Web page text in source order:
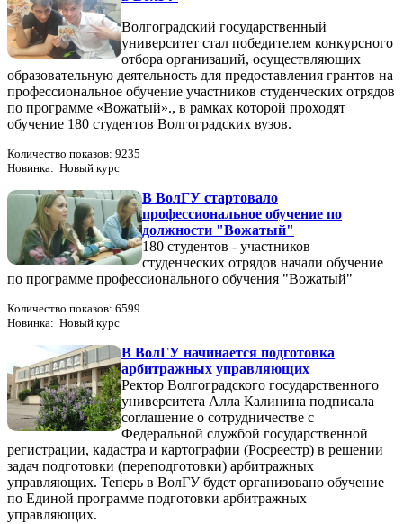
Волгоградский государственный
университет стал победителем конкурсного
отбора организаций, осуществляющих
образовательную деятельность для предоставления грантов на
профессиональное обучение участников студенческих отрядов
по программе «Вожатый»., в рамках которой проходят
обучение 180 студентов Волгоградских вузов.
Количество показов: 9235
Новинка: Новый курс
В ВолГУ стартовало
профессиональное обучение по
должности "Вожатый"
180 студентов - участников
студенческих отрядов начали обучение
по программе профессионального обучения "Вожатый"
Количество показов: 6599
Новинка: Новый курс
В ВолГУ начинается подготовка
арбитражных управляющих
Ректор Волгоградского государственного
университета Алла Калинина подписала
соглашение о сотрудничестве с
Федеральной службой государственной
регистрации, кадастра и картографии (Росреестр) в решении
задач подготовки (переподготовки) арбитражных
управляющих. Теперь в ВолГУ будет организовано обучение
по Единой программе подготовки арбитражных
управляющих.